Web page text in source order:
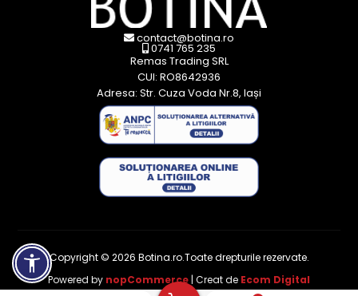
contact@botina.ro
0741 765 235
Remas Trading SRL
CUI: RO8642936
Adresa: Str. Cuza Voda Nr.8, Iași
Copyright © 2026 Botina.ro.Toate drepturile rezervate.
Powered by nopCommerce | Creat de Ecom Digital